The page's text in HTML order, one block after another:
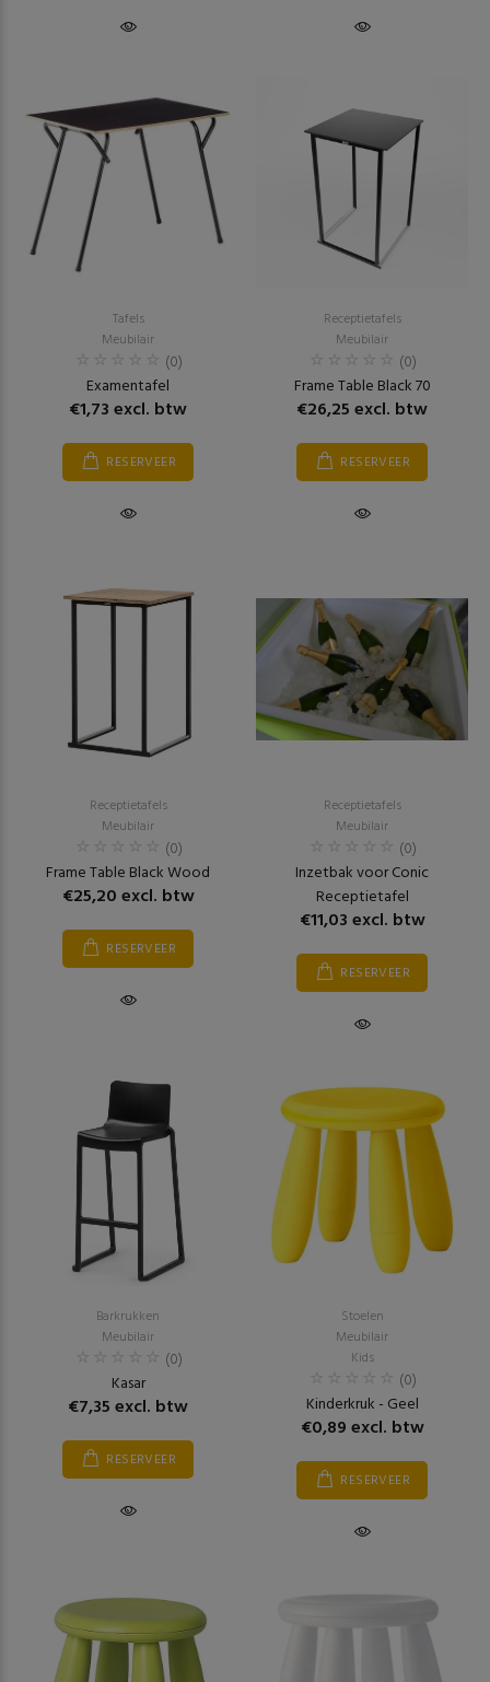
Tafels
Meubilair
(0)
Examentafel
€1,73 excl. btw
RESERVEER
Receptietafels
Meubilair
(0)
Frame Table Black 70
€26,25 excl. btw
RESERVEER
Receptietafels
Meubilair
(0)
Frame Table Black Wood
€25,20 excl. btw
RESERVEER
Receptietafels
Meubilair
(0)
Inzetbak voor Conic
Receptietafel
€11,03 excl. btw
RESERVEER
Barkrukken
Meubilair
(0)
Kasar
€7,35 excl. btw
RESERVEER
Stoelen
Meubilair
Kids
(0)
Kinderkruk - Geel
€0,89 excl. btw
RESERVEER